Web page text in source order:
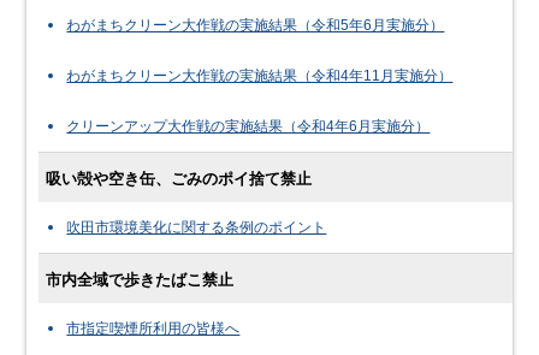
わがまちクリーン大作戦の実施結果（令和5年6月実施分）
わがまちクリーン大作戦の実施結果（令和4年11月実施分）
クリーンアップ大作戦の実施結果（令和4年6月実施分）
吸い殻や空き缶、ごみのポイ捨て禁止
吹田市環境美化に関する条例のポイント
市内全域で歩きたばこ禁止
市指定喫煙所利用の皆様へ